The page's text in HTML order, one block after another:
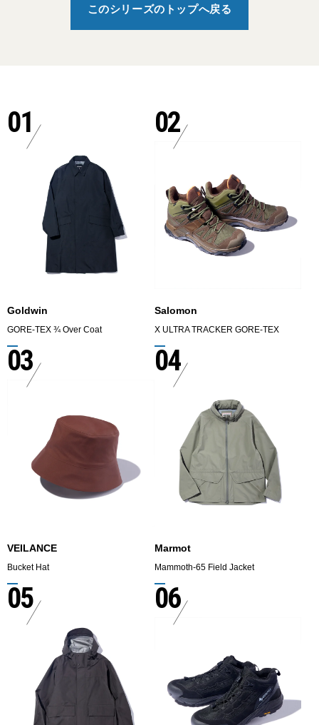
このシリーズのトップへ戻る
01
Goldwin
GORE-TEX ¾ Over Coat
02
Salomon
X ULTRA TRACKER GORE-TEX
03
VEILANCE
Bucket Hat
04
Marmot
Mammoth-65 Field Jacket
05 06